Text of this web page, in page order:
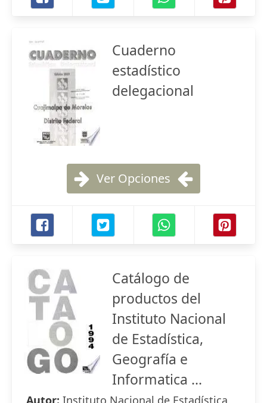
Cuaderno
estadístico
delegacional
Ver Opciones
Catálogo de
productos del
Instituto Nacional
de Estadística,
Geografía e
Informatica ...
Autor: Instituto Nacional de Estadística,